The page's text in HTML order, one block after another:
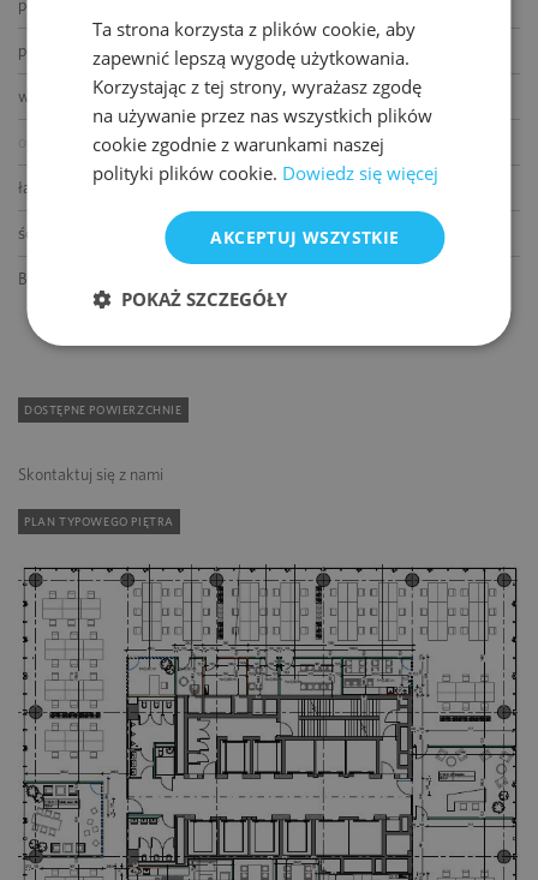
podnoszone podłogi
podwieszane sufity
wykładziny
otwierane okna
łącze światłowodowe
ścianki działowe
BMS
DOSTĘPNE POWIERZCHNIE
Skontaktuj się z nami
PLAN TYPOWEGO PIĘTRA
ENGLISH
Ta strona korzysta z plików cookie, aby
zapewnić lepszą wygodę użytkowania.
Korzystając z tej strony, wyrażasz zgodę
na używanie przez nas wszystkich plików
cookie zgodnie z warunkami naszej
polityki plików cookie. Dowiedz się więcej
AKCEPTUJ WSZYSTKIE
POKAŻ SZCZEGÓŁY